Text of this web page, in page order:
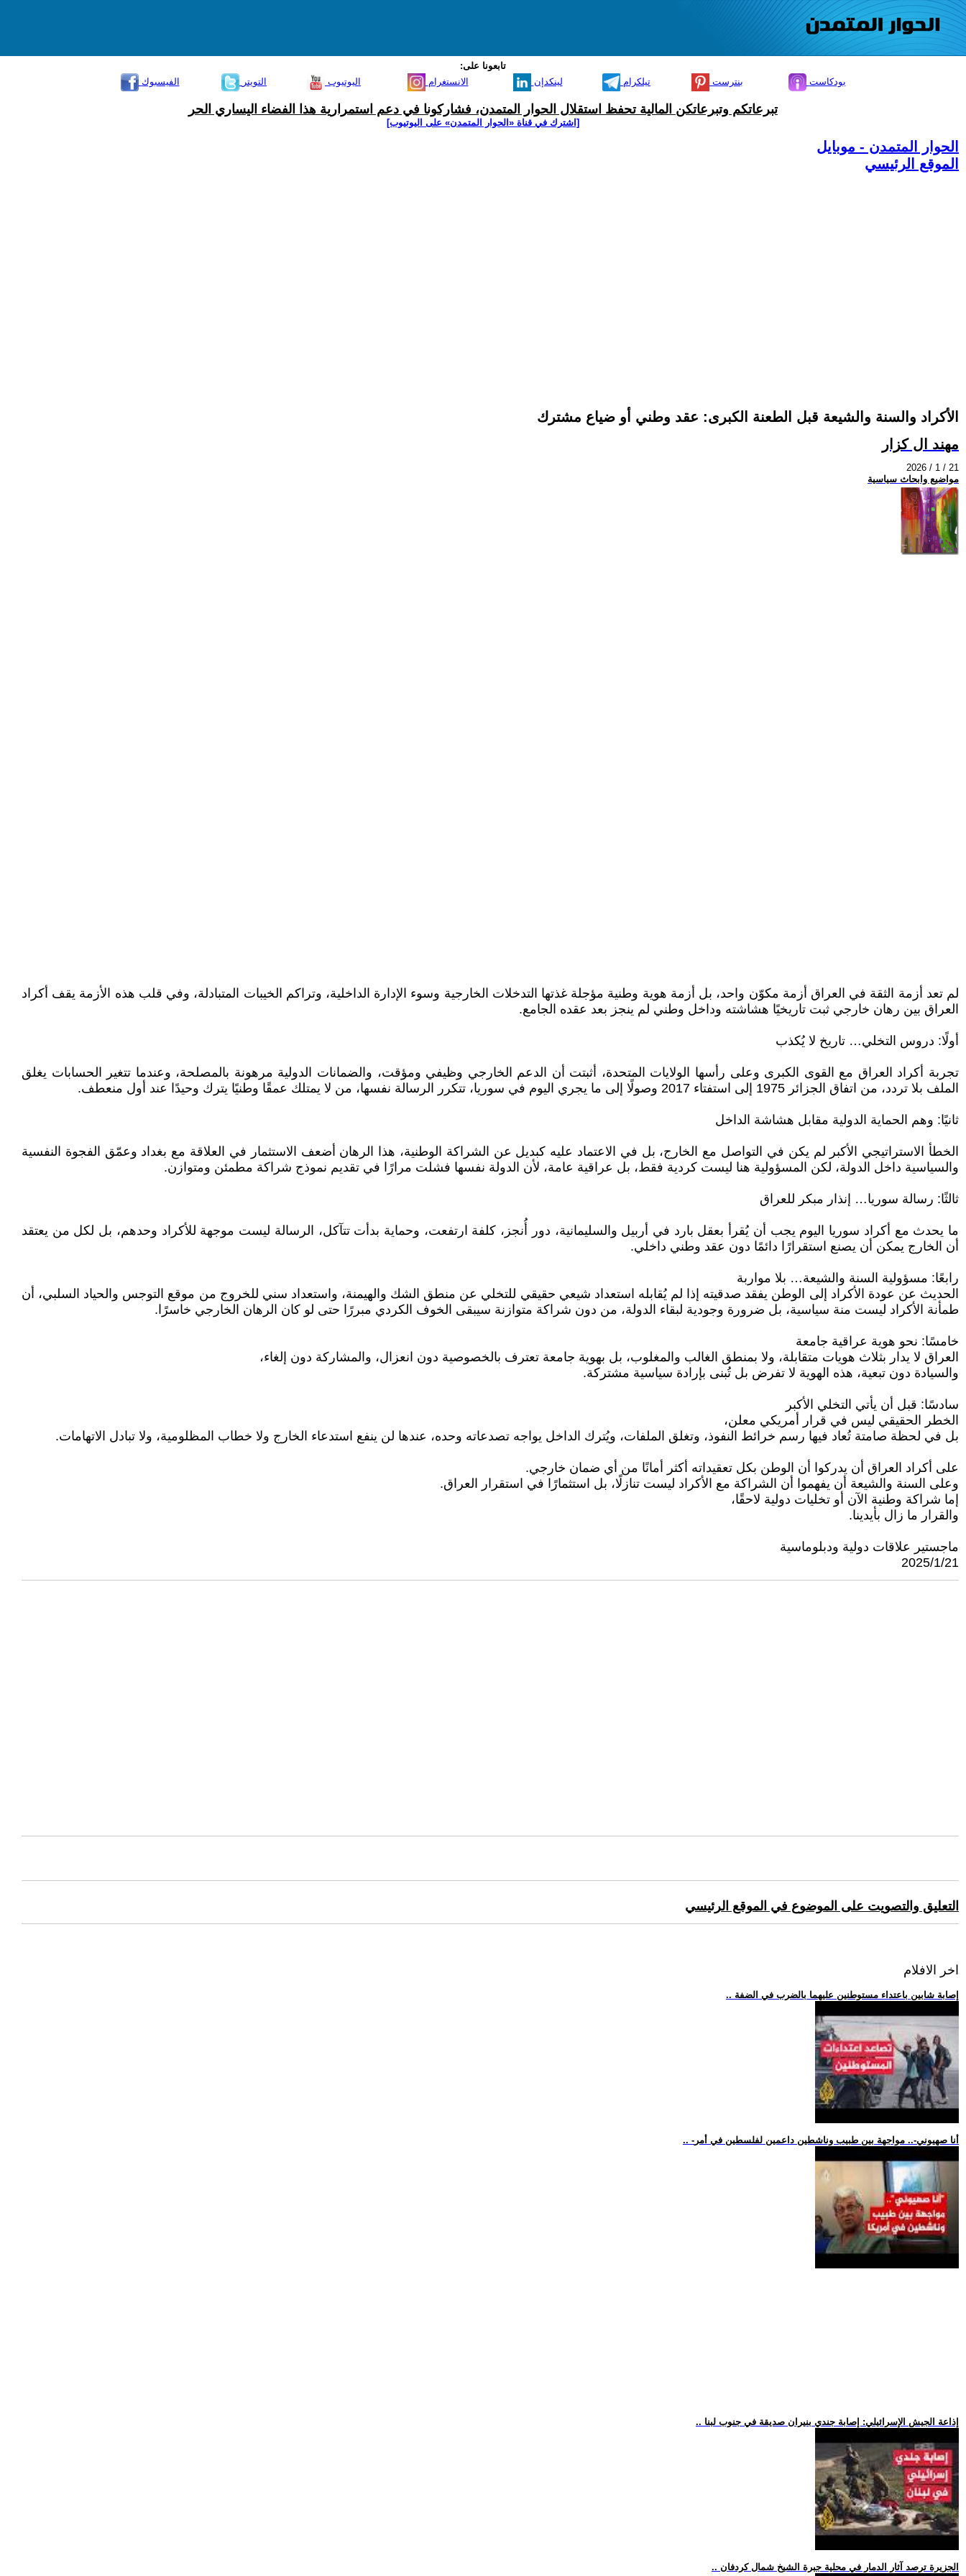
تابعونا على:
الفيسبوك
التويتر اليوتيوب الانستغرام لينكدإن تيلكرام بنترست بودكاست
تبرعاتكم وتبرعاتكن المالية تحفظ استقلال الحوار المتمدن، فشاركونا في دعم استمرارية هذا الفضاء اليساري الحر
[اشترك في قناة ‫«الحوار المتمدن» على اليوتيوب]
الحوار المتمدن - موبايل
الموقع الرئيسي
الأكراد والسنة والشيعة قبل الطعنة الكبرى: عقد وطني أو ضياع مشترك
مهند ال كزار
2026 / 1 / 21
مواضيع وابحاث سياسية
لم تعد أزمة الثقة في العراق أزمة مكوّن واحد، بل أزمة هوية وطنية مؤجلة غذتها التدخلات الخارجية وسوء الإدارة الداخلية، وتراكم الخيبات المتبادلة، وفي قلب هذه الأزمة يقف أكراد
العراق بين رهان خارجي ثبت تاريخيًا هشاشته وداخل وطني لم ينجز بعد عقده الجامع.
أولًا: دروس التخلي… تاريخ لا يُكذب
تجربة أكراد العراق مع القوى الكبرى وعلى رأسها الولايات المتحدة، أثبتت أن الدعم الخارجي وظيفي ومؤقت، والضمانات الدولية مرهونة بالمصلحة، وعندما تتغير الحسابات يغلق
الملف بلا تردد، من اتفاق الجزائر 1975 إلى استفتاء 2017 وصولًا إلى ما يجري اليوم في سوريا، تتكرر الرسالة نفسها، من لا يمتلك عمقًا وطنيًا يترك وحيدًا عند أول منعطف.
ثانيًا: وهم الحماية الدولية مقابل هشاشة الداخل
الخطأ الاستراتيجي الأكبر لم يكن في التواصل مع الخارج، بل في الاعتماد عليه كبديل عن الشراكة الوطنية، هذا الرهان أضعف الاستثمار في العلاقة مع بغداد وعمّق الفجوة النفسية
والسياسية داخل الدولة، لكن المسؤولية هنا ليست كردية فقط، بل عراقية عامة، لأن الدولة نفسها فشلت مرارًا في تقديم نموذج شراكة مطمئن ومتوازن.
ثالثًا: رسالة سوريا… إنذار مبكر للعراق
ما يحدث مع أكراد سوريا اليوم يجب أن يُقرأ بعقل بارد في أربيل والسليمانية، دور أُنجز، كلفة ارتفعت، وحماية بدأت تتآكل، الرسالة ليست موجهة للأكراد وحدهم، بل لكل من يعتقد
أن الخارج يمكن أن يصنع استقرارًا دائمًا دون عقد وطني داخلي.
رابعًا: مسؤولية السنة والشيعة… بلا مواربة
الحديث عن عودة الأكراد إلى الوطن يفقد صدقيته إذا لم يُقابله استعداد شيعي حقيقي للتخلي عن منطق الشك والهيمنة، واستعداد سني للخروج من موقع التوجس والحياد السلبي، أن
طمأنة الأكراد ليست منة سياسية، بل ضرورة وجودية لبقاء الدولة، من دون شراكة متوازنة سيبقى الخوف الكردي مبررًا حتى لو كان الرهان الخارجي خاسرًا.
خامسًا: نحو هوية عراقية جامعة
العراق لا يدار بثلاث هويات متقابلة، ولا بمنطق الغالب والمغلوب، بل بهوية جامعة تعترف بالخصوصية دون انعزال، والمشاركة دون إلغاء،
والسيادة دون تبعية، هذه الهوية لا تفرض بل تُبنى بإرادة سياسية مشتركة.
سادسًا: قبل أن يأتي التخلي الأكبر
الخطر الحقيقي ليس في قرار أمريكي معلن،
بل في لحظة صامتة تُعاد فيها رسم خرائط النفوذ، وتغلق الملفات، ويُترك الداخل يواجه تصدعاته وحده، عندها لن ينفع استدعاء الخارج ولا خطاب المظلومية، ولا تبادل الاتهامات.
على أكراد العراق أن يدركوا أن الوطن بكل تعقيداته أكثر أمانًا من أي ضمان خارجي.
وعلى السنة والشيعة أن يفهموا أن الشراكة مع الأكراد ليست تنازلًا، بل استثمارًا في استقرار العراق.
إما شراكة وطنية الآن أو تخليات دولية لاحقًا،
والقرار ما زال بأيدينا.
ماجستير علاقات دولية ودبلوماسية
2025/1/21
التعليق والتصويت على الموضوع في الموقع الرئيسي
اخر الافلام
.. إصابة شابين باعتداء مستوطنين عليهما بالضرب في الضفة
.. -أنا صهيوني-.. مواجهة بين طبيب وناشطين داعمين لفلسطين في أمر
.. إذاعة الجيش الإسرائيلي: إصابة جندي بنيران صديقة في جنوب لبنا
.. الجزيرة ترصد آثار الدمار في محلية جبرة الشيخ شمال كردفان